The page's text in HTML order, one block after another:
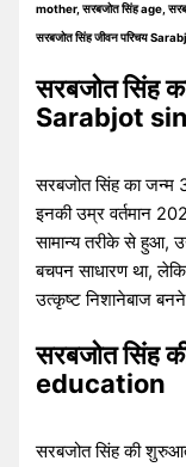
mother, सरबजोत सिंह age,
सरबजोत सिंह जीवन परिचय
सरबजोत सिंह
Sarabjot
सरबजोत सिंह का
इनकी उम्र वर्तमान
सामान्य तरीके से हुआ,
बचपन साधारण था,
उत्कृष्ट निशानेबाज
सरबजोत सिंह
education
सरबजोत सिंह की